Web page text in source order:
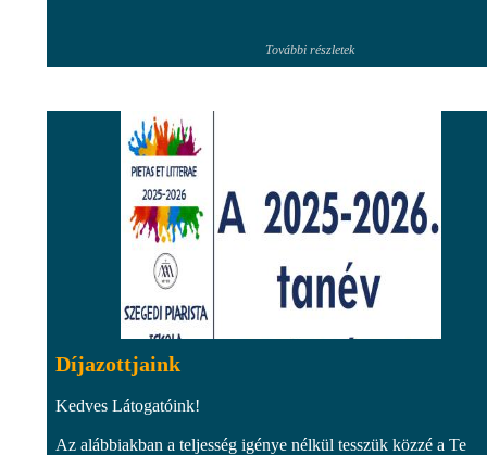
További részletek
Díjazottjaink
Kedves Látogatóink!
Az alábbiakban a teljesség igénye nélkül tesszük közzé a Te